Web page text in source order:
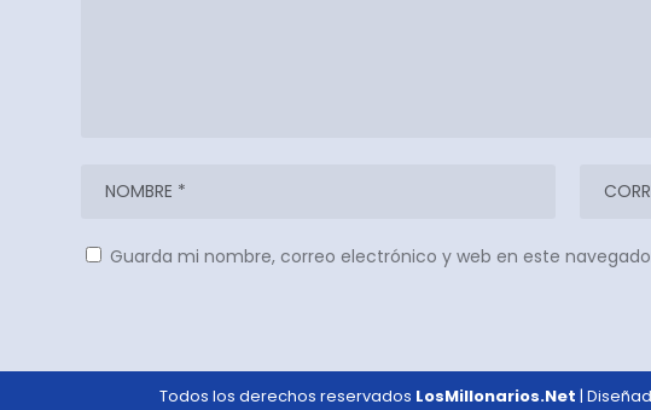
Guarda mi nombre, correo electrónico y web en este
Todos los derechos reservados LosMillonarios.Net |